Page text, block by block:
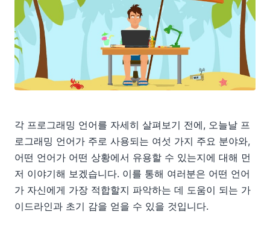
각 프로그래밍 언어를 자세히 살펴보기 전에, 오늘날 프
로그래밍 언어가 주로 사용되는 여섯 가지 주요 분야와,
어떤 언어가 어떤 상황에서 유용할 수 있는지에 대해 먼
저 이야기해 보겠습니다. 이를 통해 여러분은 어떤 언어
가 자신에게 가장 적합할지 파악하는 데 도움이 되는 가
이드라인과 초기 감을 얻을 수 있을 것입니다.